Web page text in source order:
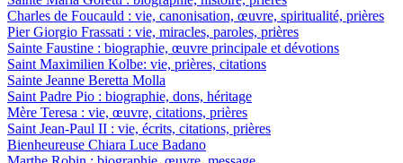
Charles de Foucauld : vie, canonisation, œuvre, spiritualité, prières
Pier Giorgio Frassati : vie, miracles, paroles, prières
Sainte Faustine : biographie, œuvre principale et dévotions
Saint Maximilien Kolbe: vie, prières, citations
Sainte Jeanne Beretta Molla
Saint Padre Pio : biographie, dons, héritage
Mère Teresa : vie, œuvre, citations, prières
Saint Jean-Paul II : vie, écrits, citations, prières
Bienheureuse Chiara Luce Badano